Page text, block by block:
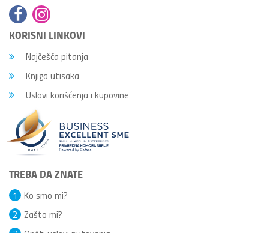
KORISNI LINKOVI
Najčešća pitanja
Knjiga utisaka
Uslovi korišćenja i kupovine
TREBA DA ZNATE
Ko smo mi?
1
Zašto mi?
2